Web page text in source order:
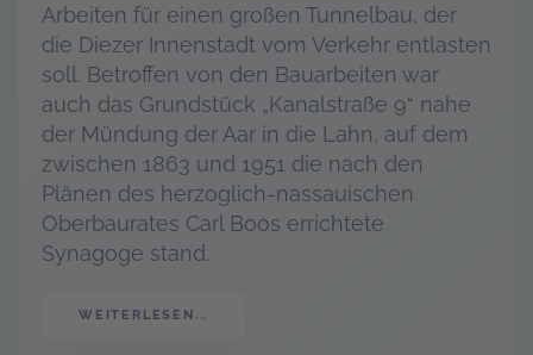
Arbeiten für einen großen Tunnelbau, der
die Diezer Innenstadt vom Verkehr entlasten
soll. Betroffen von den Bauarbeiten war
auch das Grundstück „Kanalstraße 9“ nahe
der Mündung der Aar in die Lahn, auf dem
zwischen 1863 und 1951 die nach den
Plänen des herzoglich-nassauischen
Oberbaurates Carl Boos errichtete
Synagoge stand.
WEITERLESEN...